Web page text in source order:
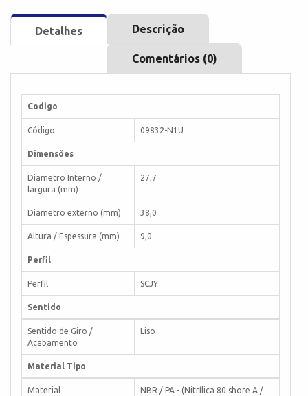
Detalhes Descrição
Comentários (0)
Codigo
Código 09832-N1U
Dimensões
Diametro Interno /
largura (mm)
27,7
Diametro externo (mm) 38,0
Altura / Espessura (mm) 9,0
Perfil
Perfil SCJY
Sentido
Sentido de Giro /
Acabamento
Liso
Material Tipo
Material
NBR / PA - (Nitrílica 80 shore A /